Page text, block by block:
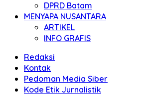
DPRD Batam
MENYAPA NUSANTARA
ARTIKEL
INFO GRAFIS
Redaksi
Kontak
Pedoman Media Siber
Kode Etik Jurnalistik